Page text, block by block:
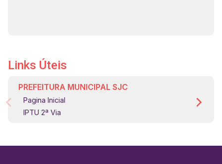
Links Úteis
PREFEITURA MUNICIPAL SJC
Pagina Inicial
IPTU 2ª Via